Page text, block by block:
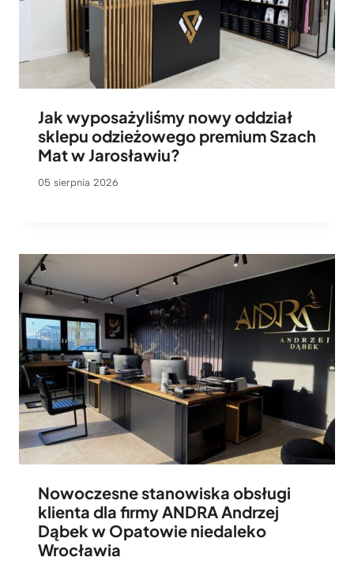
Jak wyposażyliśmy nowy oddział
sklepu odzieżowego premium Szach
Mat w Jarosławiu?
05 sierpnia 2026
Nowoczesne stanowiska obsługi
klienta dla firmy ANDRA Andrzej
Dąbek w Opatowie niedaleko
Wrocławia